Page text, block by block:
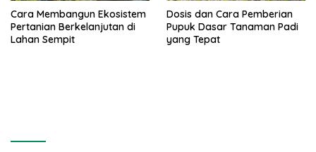
Cara Membangun Ekosistem
Pertanian Berkelanjutan di
Lahan Sempit
Dosis dan Cara Pemberian
Pupuk Dasar Tanaman Padi
yang Tepat